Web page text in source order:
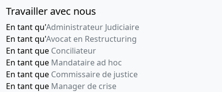
Travailler avec nous
En tant qu'Administrateur Judiciaire
En tant qu'Avocat en Restructuring
En tant que Conciliateur
En tant que Mandataire ad hoc
En tant que Commissaire de justice
En tant que Manager de crise